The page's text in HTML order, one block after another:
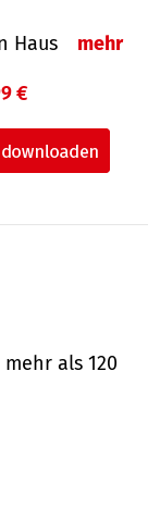
Haus mehr
€
als 120